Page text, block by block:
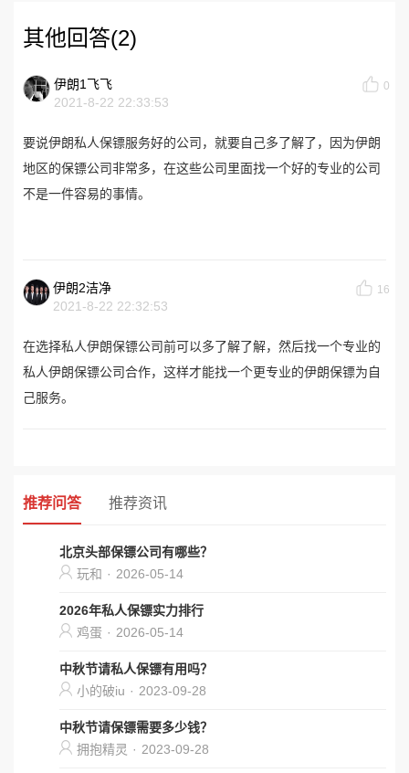
其他回答(2)
伊朗1飞飞
2021-8-22 22:33:53
0
要说伊朗私人保镖服务好的公司，就要自己多了解了，因为伊朗
地区的保镖公司非常多，在这些公司里面找一个好的专业的公司
不是一件容易的事情。
伊朗2洁净
2021-8-22 22:32:53
16
在选择私人伊朗保镖公司前可以多了解了解，然后找一个专业的
私人伊朗保镖公司合作，这样才能找一个更专业的伊朗保镖为自
己服务。
推荐问答 推荐资讯
北京头部保镖公司有哪些？
玩和 · 2026-05-14
2026年私人保镖实力排行
鸡蛋 · 2026-05-14
中秋节请私人保镖有用吗？
小的破iu · 2023-09-28
中秋节请保镖需要多少钱？
拥抱精灵 · 2023-09-28